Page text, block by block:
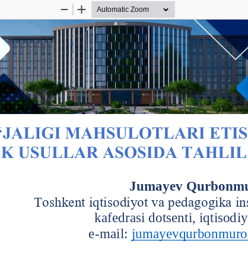
Zoom
Out
Zoom
In
IQTISODIYOTINI RIVOJLANTIRISHNING
VA YASHIL IQTISODIYOT, IQTISODIYOTNI
Jumayev
Toshkent iqtisodiyot va pedagogika
kafedrasi dotsenti,
e-mail: